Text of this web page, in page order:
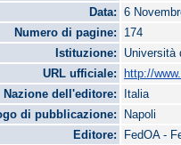
Data:
6
Numero di pagine:
174
Istituzione:
Università
URL ufficiale:
http://
Nazione dell'editore:
Italia
di pubblicazione:
Napoli
Editore:
FedOA -